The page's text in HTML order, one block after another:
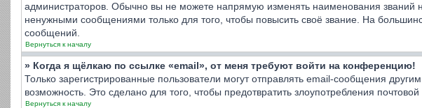
администраторов. Обычно вы не можете напрямую изменять наименования званий
ненужными сообщениями только для того, чтобы повысить своё звание. На
сообщений.
Вернуться к началу
» Когда я щёлкаю по ссылке «email», от меня требуют войти на конференцию!
Только зарегистрированные пользователи могут отправлять email-сообщения
возможность. Это сделано для того, чтобы предотвратить злоупотребления
Вернуться к началу